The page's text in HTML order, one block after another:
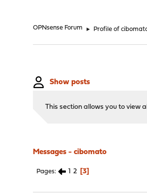
OPNsense Forum ► Profile of
Show posts
This section allows you to view
Messages - cibomato
Pages 1 2 3